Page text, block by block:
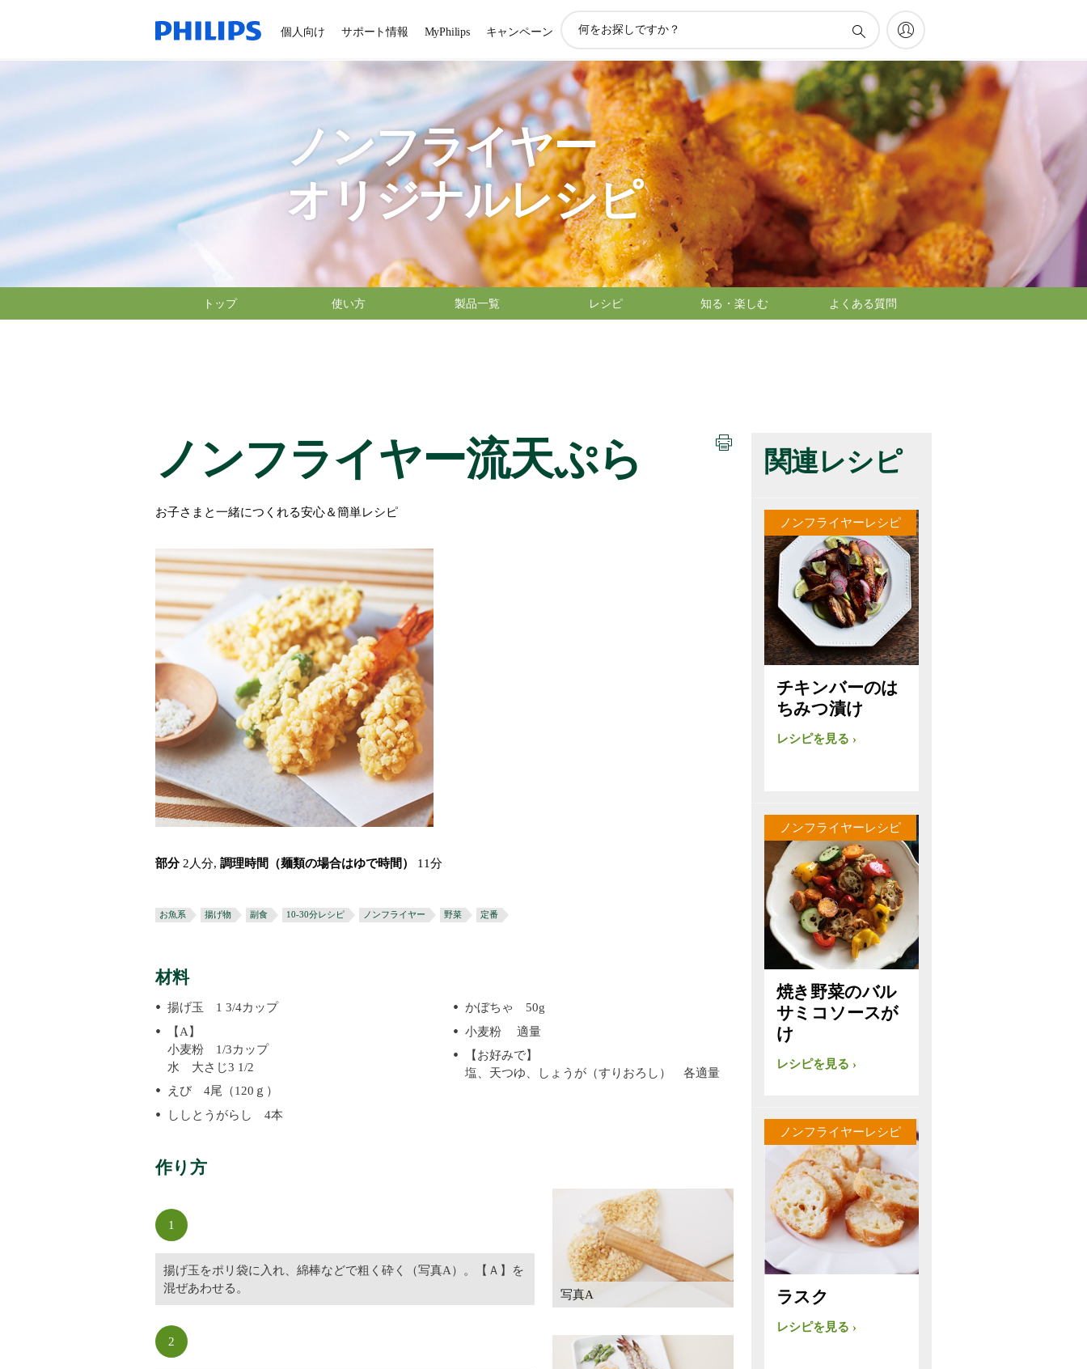
個人向け サポート情報 MyPhilips キャンペーン
ン
サ
ポ
ー
ト
検
索
ノンフライヤー
オリジナルレシピ
トップ 使い方 製品一覧 レシピ 知る・楽しむ よくある質問
ノンフライヤー流天ぷら
お子さまと一緒につくれる安心＆簡単レシピ
部分 2人分, 調理時間（麺類の場合はゆで時間） 11分
お魚系 揚げ物 副食 10-30分レシピ ノンフライヤー 野菜 定番
材料
揚げ玉 1 3/4カップ
【A】
小麦粉 1/3カップ
水 大さじ3 1/2
えび 4尾（120ｇ）
ししとうがらし 4本
かぼちゃ 50g
小麦粉 適量
【お好みで】
塩、天つゆ、しょうが（すりおろし） 各適量
作り方
1
揚げ玉をポリ袋に入れ、綿棒などで粗く砕く（写真A）。【Ａ】を
混ぜあわせる。
2
写真A
関連レシピ
ノンフライヤーレシピ
チキンバーのは
ちみつ漬け
レシピを見る
ノンフライヤーレシピ
焼き野菜のバル
サミコソースが
け
レシピを見る
ノンフライヤーレシピ
ラスク
レシピを見る